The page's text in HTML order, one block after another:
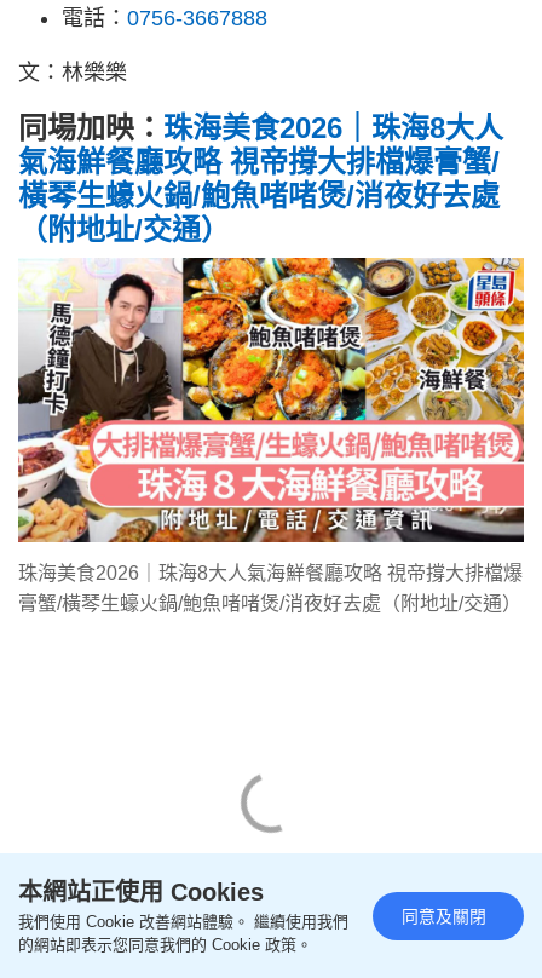
電話： 0756-3667888
文：林樂樂
同場加映： 珠海美食2026｜珠海8大人
氣海鮮餐廳攻略 視帝撐大排檔爆膏蟹/
橫琴生蠔火鍋/鮑魚啫啫煲/消夜好去處
（附地址/交通）
珠海美食2026｜珠海8大人氣海鮮餐廳攻略 視帝撐大排檔爆
膏蟹/橫琴生蠔火鍋/鮑魚啫啫煲/消夜好去處（附地址/交通）
本網站正使用 Cookies
我們使用 Cookie 改善網站體驗。 繼續使用我們
的網站即表示您同意我們的 Cookie 政策。
同意及關閉